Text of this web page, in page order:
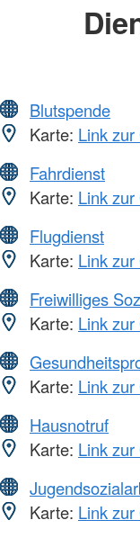
Blutspende
Karte: Link
Fahrdienst
Karte: Link
Flugdienst
Karte: Link
Freiwilliges
Karte: Link
Karte: Link
Hausnotruf
Karte: Link
Karte: Link